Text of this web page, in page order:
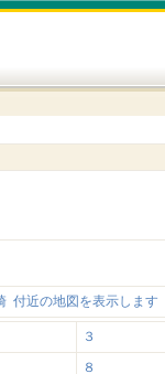
付近の地図を表示します
３
８